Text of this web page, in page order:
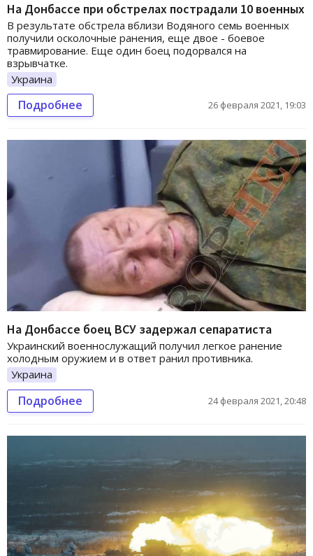
На Донбассе при обстрелах пострадали 10 военных
В результате обстрела вблизи Водяного семь военных
получили осколочные ранения, еще двое - боевое
травмирование. Еще один боец подорвался на
взрывчатке.
Украина
Подробнее 26 февраля 2021, 19:03
На Донбассе боец ВСУ задержал сепаратиста
Украинский военнослужащий получил легкое ранение
холодным оружием и в ответ ранил противника.
Украина
Подробнее 24 февраля 2021, 20:48